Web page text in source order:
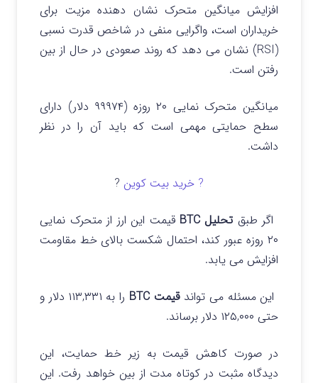
افزایش میانگین متحرک نشان دهنده مزیت برای
خریداران است، واگرایی منفی در شاخص قدرت نسبی
(RSI) نشان می دهد که روند صعودی در حال از بین
رفتن است.
میانگین متحرک نمایی ۲۰ روزه (۹۹۹۷۴ دلار) دارای
سطح حمایتی مهمی است که باید آن را در نظر
داشت.
? خرید بیت کوین ?
اگر طبق تحلیل BTC
قیمت این ارز از متحرک نمایی
۲۰ روزه عبور کند، احتمال شکست بالای خط مقاومت
افزایش می یابد.
این مسئله می تواند قیمت BTC
را به ۱۱۳,۳۳۱ دلار و
حتی ۱۲۵,۰۰۰ دلار برساند.
در صورت کاهش قیمت به زیر خط حمایت، این
دیدگاه مثبت در کوتاه مدت از بین خواهد رفت. این